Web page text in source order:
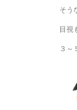
そう
目視
３～